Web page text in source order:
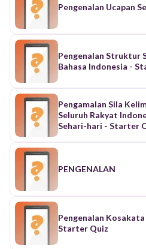
Pengenalan Ucapan
Pengenalan Struktur
Bahasa Indonesia -
Pengamalan Sila
Seluruh Rakyat
Sehari-hari - Starter
PENGENALAN
Pengenalan
Starter Quiz